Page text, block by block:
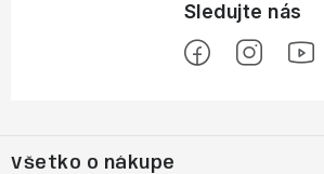
Všetko o nákupe